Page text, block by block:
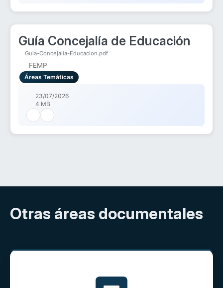
Guía Concejalía de Educación
Guia-Concejalia-Educacion.pdf
FEMP
Áreas Temáticas
23/07/2026
4 MB
Otras áreas documentales